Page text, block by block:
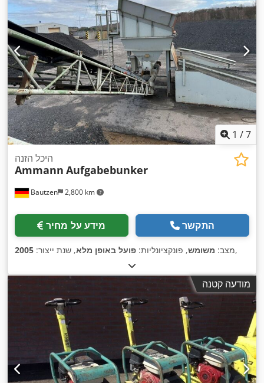
1 /7
Bautzen 2,800 km
היכל הזנה
Ammann Aufgabebunker
מידע על מחיר התקשר
מצב: משומש, פונקציונליות: פועל באופן מלא, שנת ייצור: 2005 ,
מודעה קטנה